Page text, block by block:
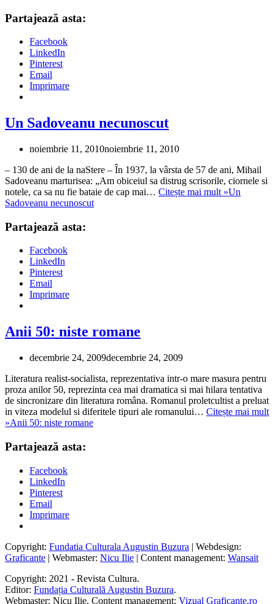
Partajează asta:
Facebook
LinkedIn
Pinterest
Email
Imprimare
Un Sadoveanu necunoscut
noiembrie 11, 2010noiembrie 11, 2010
– 130 de ani de la naStere – În 1937, la vârsta de 57 de ani, Mihail
Sadoveanu marturisea: „Am obiceiul sa distrug scrisorile, ciornele si
notele, ca sa nu fie bataie de cap mai… Citește mai mult »Un
Sadoveanu necunoscut
Partajează asta:
Facebook
LinkedIn
Pinterest
Email
Imprimare
Anii 50: niste romane
decembrie 24, 2009decembrie 24, 2009
Literatura realist-socialista, reprezentativa intr-o mare masura pentru
proza anilor 50, reprezinta cea mai dramatica si mai hilara tentativa
de sincronizare din literatura româna. Romanul proletcultist a preluat
in viteza modelul si diferitele tipuri ale romanului… Citește mai mult
»Anii 50: niste romane
Partajează asta:
Facebook
LinkedIn
Pinterest
Email
Imprimare
Copyright: Fundatia Culturala Augustin Buzura | Webdesign:
Graficante | Webmaster: Nicu Ilie | Content management: Wansait
Copyright: 2021 - Revista Cultura.
Editor: Fundația Culturală Augustin Buzura.
Webmaster: Nicu Ilie. Content management: Vizual Graficante.ro